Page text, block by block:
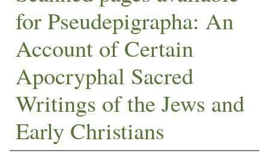
for Pseudepigrapha: An
Account of Certain
Apocryphal Sacred
Writings of the Jews and
Early Christians